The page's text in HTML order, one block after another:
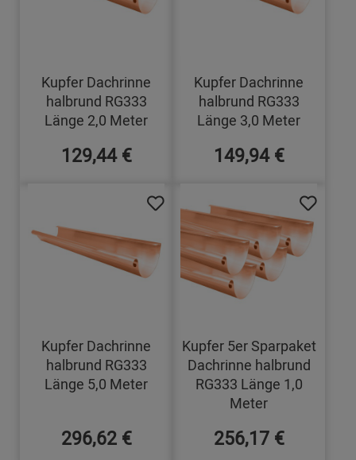
Kupfer Dachrinne
halbrund RG333
Länge 2,0 Meter
129,44 €
Kupfer Dachrinne
halbrund RG333
Länge 3,0 Meter
149,94 €
Kupfer Dachrinne
halbrund RG333
Länge 5,0 Meter
296,62 €
Kupfer 5er Sparpaket
Dachrinne halbrund
RG333 Länge 1,0
Meter
256,17 €